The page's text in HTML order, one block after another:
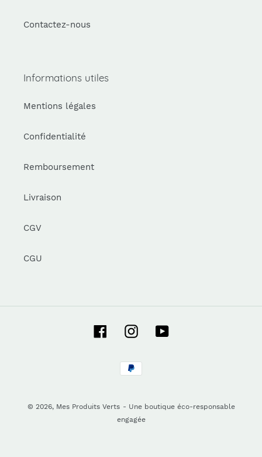
Contactez-nous
Informations utiles
Mentions légales
Confidentialité
Remboursement
Livraison
CGV
CGU
FacebookInstagramYouTube
Moyens
de
© 2026, Mes Produits Verts - Une boutique éco-responsable
engagée